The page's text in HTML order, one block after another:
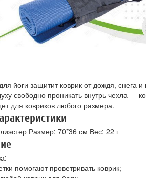
йоги защитит коврик от дождя, снега
свободно проникать внутрь чехла —
для ковриков любого размера.
Размер: 70*36 см Вес: 22 г
помогают проветривать коврик;